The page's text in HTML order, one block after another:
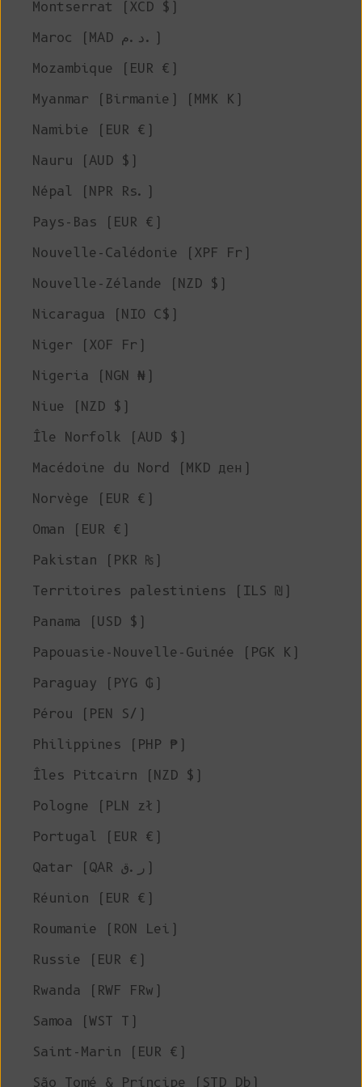
Montserrat (XCD $)
Maroc (MAD د.م.)
Mozambique (EUR €)
Myanmar (Birmanie) (MMK K)
Namibie (EUR €)
Nauru (AUD $)
Népal (NPR Rs.)
Pays-Bas (EUR €)
Nouvelle-Calédonie (XPF Fr)
Nouvelle-Zélande (NZD $)
Nicaragua (NIO C$)
Niger (XOF Fr)
Nigeria (NGN ₦)
Niue (NZD $)
Île Norfolk (AUD $)
Macédoine du Nord (MKD ден)
Norvège (EUR €)
Oman (EUR €)
Pakistan (PKR ₨)
Territoires palestiniens (ILS ₪)
Panama (USD $)
Papouasie-Nouvelle-Guinée (PGK K)
Paraguay (PYG ₲)
Pérou (PEN S/)
Philippines (PHP ₱)
Îles Pitcairn (NZD $)
Pologne (PLN zł)
Portugal (EUR €)
Qatar (QAR ر.ق)
Réunion (EUR €)
Roumanie (RON Lei)
Russie (EUR €)
Rwanda (RWF FRw)
Samoa (WST T)
Saint-Marin (EUR €)
São Tomé & Príncipe (STD Db)